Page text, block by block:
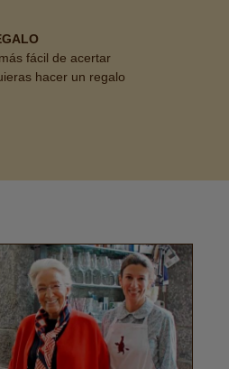
fácil de acertar
hacer un regalo